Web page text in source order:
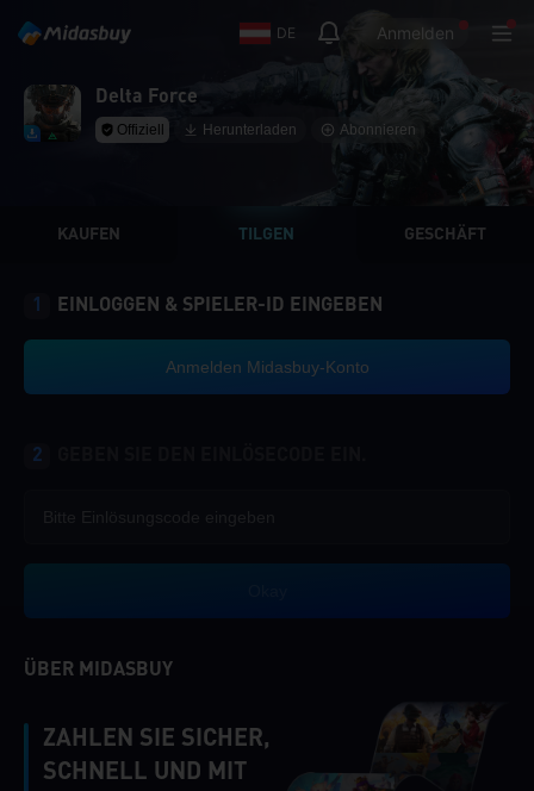
DE Anmelden
Delta Force
Offiziell Herunterladen Abonnieren
KAUFEN TILGEN GESCHÄFT
1 EINLOGGEN & SPIELER-ID EINGEBEN
Anmelden Midasbuy-Konto
2
ÜBER MIDASBUY
ZAHLEN SIE SICHER,
SCHNELL UND MIT